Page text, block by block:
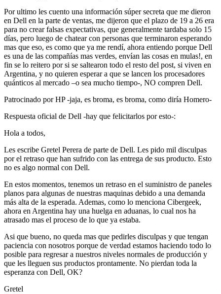
Por ultimo les cuento una información súper secreta que me dieron
en Dell en la parte de ventas, me dijeron que el plazo de 19 a 26 era
para no crear falsas expectativas, que generalmente tardaba solo 15
días, pero luego de chatear con personas que terminaron esperando
mas que eso, es como que ya me rendí, ahora entiendo porque Dell
es una de las compañías mas verdes, envían las cosas en mulas!, en
fin se lo reitero por si se saltearon todo el resto del post, si viven en
Argentina, y no quieren esperar a que se lancen los procesadores
quánticos al mercado –o sea mucho tiempo-, NO compren Dell.
Patrocinado por HP -jaja, es broma, es broma, como diría Homero-
Respuesta oficial de Dell -hay que felicitarlos por esto-:
Hola a todos,
Les escribe Gretel Perera de parte de Dell. Les pido mil disculpas
por el retraso que han sufrido con las entrega de sus producto. Esto
no es algo normal con Dell.
En estos momentos, tenemos un retraso en el suministro de paneles
planos para algunas de nuestras maquinas debido a una demanda
más alta de la esperada. Ademas, como lo menciona Cibergeek,
ahora en Argentina hay una huelga en aduanas, lo cual nos ha
atrasado mas el proceso de lo que ya estaba.
Asi que bueno, no queda mas que pedirles disculpas y que tengan
paciencia con nosotros porque de verdad estamos haciendo todo lo
posible para regresar a nuestros niveles normales de producción y
que les lleguen sus productos prontamente. No pierdan toda la
esperanza con Dell, OK?
Gretel